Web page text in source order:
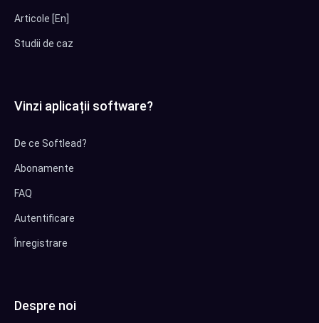
Articole [En]
Studii de caz
Vinzi aplicații software?
De ce Softlead?
Abonamente
FAQ
Autentificare
Înregistrare
Despre noi